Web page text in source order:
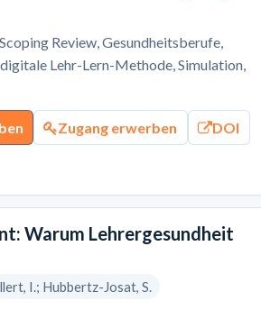
Review, Gesundheitsberufe,
Lehr-Lern-Methode, Simulation,
Zugang erwerben DOI
Warum Lehrergesundheit
I.; Hubbertz-Josat, S.